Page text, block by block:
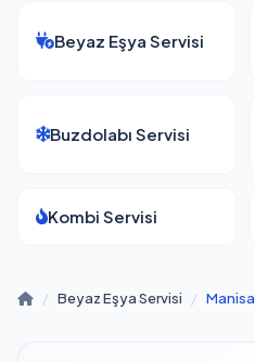
Beyaz Eşya Servisi
Buzdolabı Servisi
Kombi Servisi
/ Beyaz Eşya Servisi / Manisa